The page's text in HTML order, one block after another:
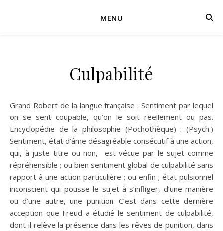
MENU
Culpabilité
Grand Robert de la langue française : Sentiment par lequel
on se sent coupable, qu’on le soit réellement ou pas.
Encyclopédie de la philosophie (Pochothèque) : (Psych.)
Sentiment, état d’âme désagréable consécutif à une action,
qui, à juste titre ou non, est vécue par le sujet comme
répréhensible ; ou bien sentiment global de culpabilité sans
rapport à une action particulière ; ou enfin ; état pulsionnel
inconscient qui pousse le sujet à s’infliger, d’une manière
ou d’une autre, une punition. C’est dans cette dernière
acception que Freud a étudié le sentiment de culpabilité,
dont il relève la présence dans les rêves de punition, dans